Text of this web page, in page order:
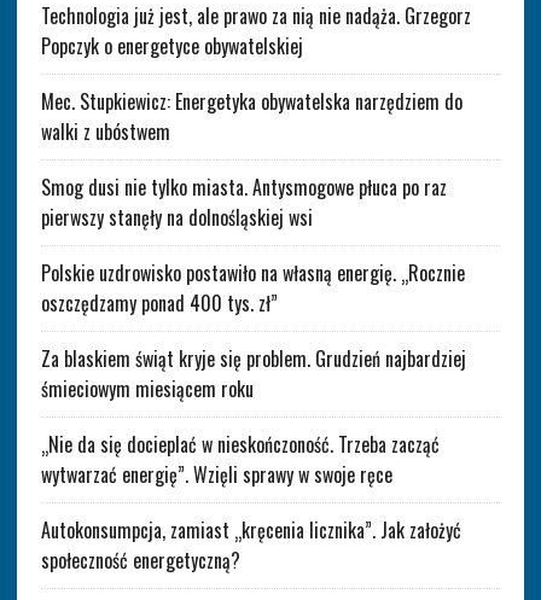
Technologia już jest, ale prawo za nią nie nadąża. Grzegorz
Popczyk o energetyce obywatelskiej
Mec. Stupkiewicz: Energetyka obywatelska narzędziem do
walki z ubóstwem
Smog dusi nie tylko miasta. Antysmogowe płuca po raz
pierwszy stanęły na dolnośląskiej wsi
Polskie uzdrowisko postawiło na własną energię. „Rocznie
oszczędzamy ponad 400 tys. zł”
Za blaskiem świąt kryje się problem. Grudzień najbardziej
śmieciowym miesiącem roku
„Nie da się docieplać w nieskończoność. Trzeba zacząć
wytwarzać energię”. Wzięli sprawy w swoje ręce
Autokonsumpcja, zamiast „kręcenia licznika”. Jak założyć
społeczność energetyczną?